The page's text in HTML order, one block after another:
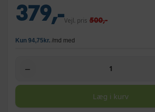
379,-Vejl. pris 500,-
−
Læg i kurv